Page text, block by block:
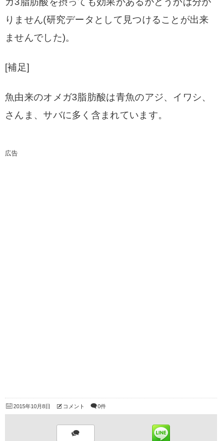
りません(研究データとして見つけることが出来
ませんでした)。
[補足]
魚由来のオメガ3脂肪酸は青魚のアジ、イワシ、
さんま、サバに多く含まれています。
広告
2015年10月8日 コメント 0件